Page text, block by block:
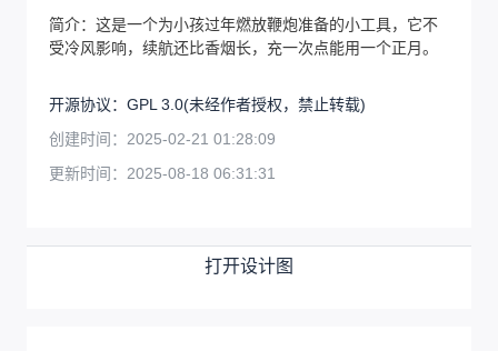
简介： 这是一个为小孩过年燃放鞭炮准备的小工具，它不
受冷风影响，续航还比香烟长，充一次点能用一个正月。
开源协议： GPL 3.0(未经作者授权，禁止转载)
创建时间： 2025-02-21 01:28:09
更新时间： 2025-08-18 06:31:31
打开设计图